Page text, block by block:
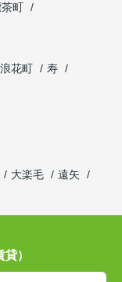
茶町
浪花町
寿
大楽毛
遠矢
）